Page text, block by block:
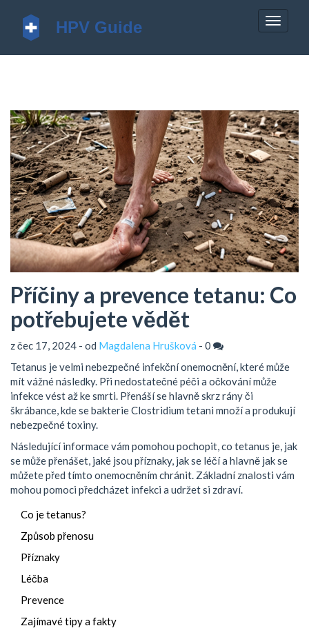
Příčiny a prevence tetanu: Co
potřebujete vědět
z čec 17, 2024 - od Magdalena Hrušková - 0
Tetanus je velmi nebezpečné infekční onemocnění, které může
mít vážné následky. Při nedostatečné péči a očkování může
infekce vést až ke smrti. Přenáší se hlavně skrz rány či
škrábance, kde se bakterie Clostridium tetani množí a produkují
nebezpečné toxiny.
Následující informace vám pomohou pochopit, co tetanus je, jak
se může přenášet, jaké jsou příznaky, jak se léčí a hlavně jak se
můžete před tímto onemocněním chránit. Základní znalosti vám
mohou pomoci předcházet infekci a udržet si zdraví.
Co je tetanus?
Způsob přenosu
Příznaky
Léčba
Prevence
Zajímavé tipy a fakty